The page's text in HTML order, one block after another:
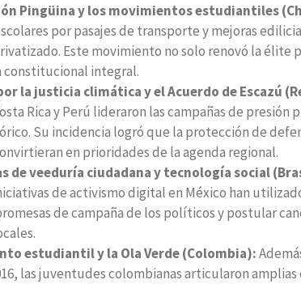
Pingüina y los movimientos estudiantiles
por pasajes de transporte y mejoras
Este movimiento no solo renovó la
constitucional integral.
la justicia climática y el Acuerdo de Escazú
Rica y Perú lideraron las campañas de
Su incidencia logró que la protección de
en prioridades de la agenda regional.
de veeduría ciudadana y tecnología social
de activismo digital en México han
de campaña de los políticos y postular
estudiantil y la Ola Verde (Colombia):
las juventudes colombianas articularon